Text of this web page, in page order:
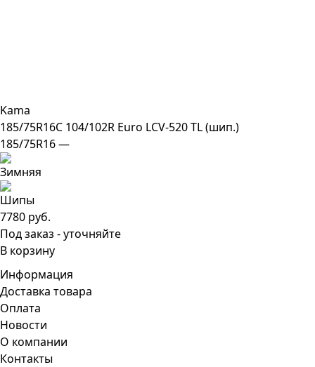
Kama
185/75R16C 104/102R Euro LCV-520 TL (шип.)
185/75R16 —
7780 руб.
Под заказ - уточняйте
В корзину
Информация
Доставка товара
Оплата
Новости
О компании
Контакты